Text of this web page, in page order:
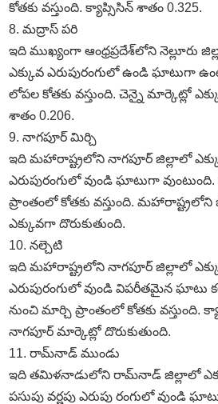
కోతకు వస్తుంది. క్యాప్సిసిన్‌ శాతం 0.325.
8. మద్రాస్‌ పరి
ఇది ముఖ్యంగా ఆంధ్రప్రదేశ్‌లోని నెల్లూరు
ఎక్కువ ఎరుపురంగులో ఉండి ఘాటుగా
లోపల కోతకు వస్తుంది. చెన్నై మార్కెట్లో
శాతం 0.206.
9. నాగపూర్‌ మిర్చి
ఇది మహారాష్ట్రలోని నాగపూర్‌ జిల్లాలో
ఎరుపురంగులో వుండి ఘాటుగా
ప్రాంతంలో కోతకు వస్తుంది.
ఎక్కువగా దొరుకుతుంది.
10. నల్చెటి
ఇది మహారాష్ట్రలోని నాగపూర్‌ జిల్లాలో
ఎరుపురంగులో వుండి విపరీతమైన ఘాటు
నుంచి మార్చి ప్రాంతంలో కోతకు వస్తుంది.
నాగపూర్‌ మార్కెట్లో దొరుకుతుంది.
11. రామ్‌నాడ్‌ ముండు
ఇది తమిళనాడులోని రామ్‌నాడ్‌ జిల్లాలో
పసుపు వర్ణపు ఎరుపు రంగులో వుండి